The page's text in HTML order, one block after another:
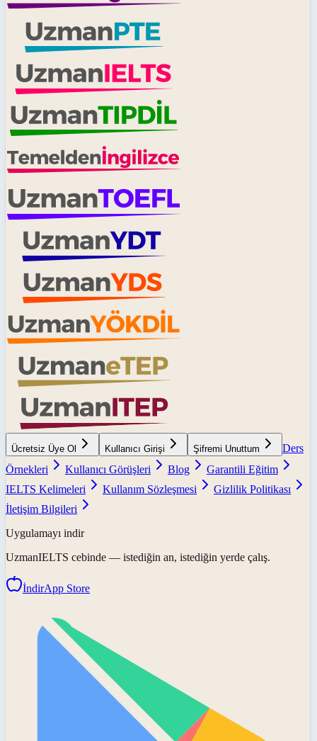
Ücretsiz Üye Ol Kullanıcı Girişi Şifremi Unuttum
Ders
Örnekleri
Kullanıcı Görüşleri Blog
Garantili Eğitim
IELTS Kelimeleri
Kullanım Sözleşmesi
Gizlilik Politikası
İletişim Bilgileri
Uygulamayı indir
UzmanIELTS cebinde — istediğin an, istediğin yerde çalış.
İndirApp Store